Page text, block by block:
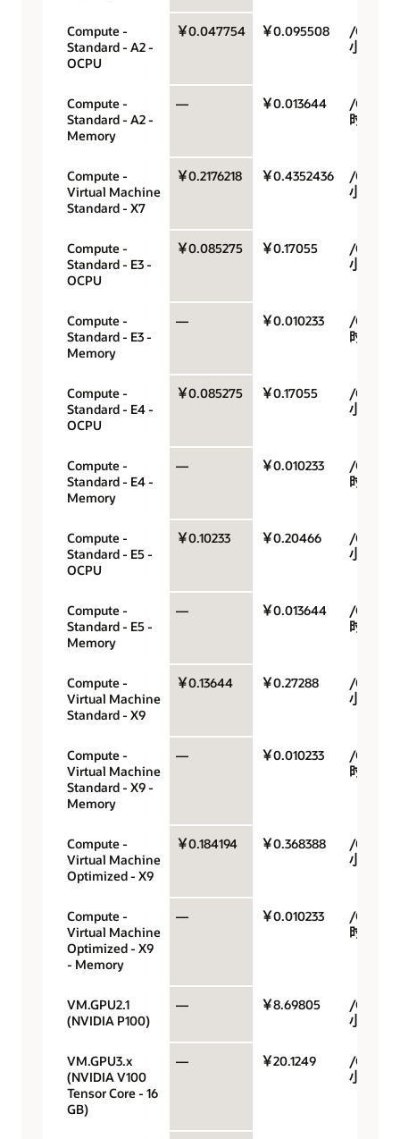
Compute -
Standard - A2 -
OCPU
￥0.047754 ￥0.095508
/OCPU/
小时
Compute -
Standard - A2 -
Memory
— ￥0.013644
/GB/小
时
Compute -
Virtual Machine
Standard - X7
￥0.2176218 ￥0.4352436
/OCPU/
小时
Compute -
Standard - E3 -
OCPU
￥0.085275 ￥0.17055
/OCPU/
小时
Compute -
Standard - E3 -
Memory
— ￥0.010233
/GB/小
时
Compute -
Standard - E4 -
OCPU
￥0.085275 ￥0.17055
/OCPU/
小时
Compute -
Standard - E4 -
Memory
— ￥0.010233
/GB/小
时
Compute -
Standard - E5 -
OCPU
￥0.10233 ￥0.20466
/OCPU/
小时
Compute -
Standard - E5 -
Memory
— ￥0.013644
/GB/小
时
Compute -
Virtual Machine
Standard - X9
￥0.13644 ￥0.27288
/OCPU/
小时
Compute -
Virtual Machine
Standard - X9 -
Memory
— ￥0.010233
/GB/小
时
Compute -
Virtual Machine
Optimized - X9
￥0.184194 ￥0.368388
/OCPU/
小时
Compute -
Virtual Machine
Optimized - X9
- Memory
— ￥0.010233
/GB/小
时
VM.GPU2.1
(NVIDIA P100)
— ￥8.69805
/GPU/
小时
VM.GPU3.x
(NVIDIA V100
Tensor Core - 16
GB)
— ￥20.1249
/GPU/
小时